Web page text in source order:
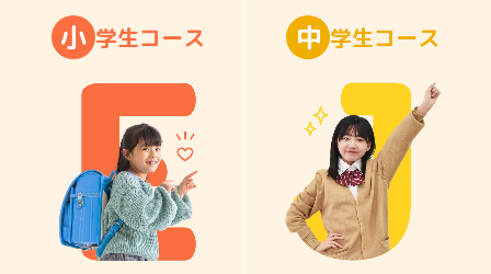
小 学生コース 中 学生コース